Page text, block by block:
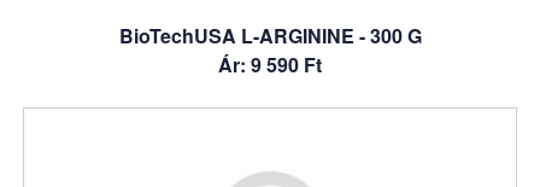
BioTechUSA L-ARGININE - 300 G
Ár: 9 590 Ft